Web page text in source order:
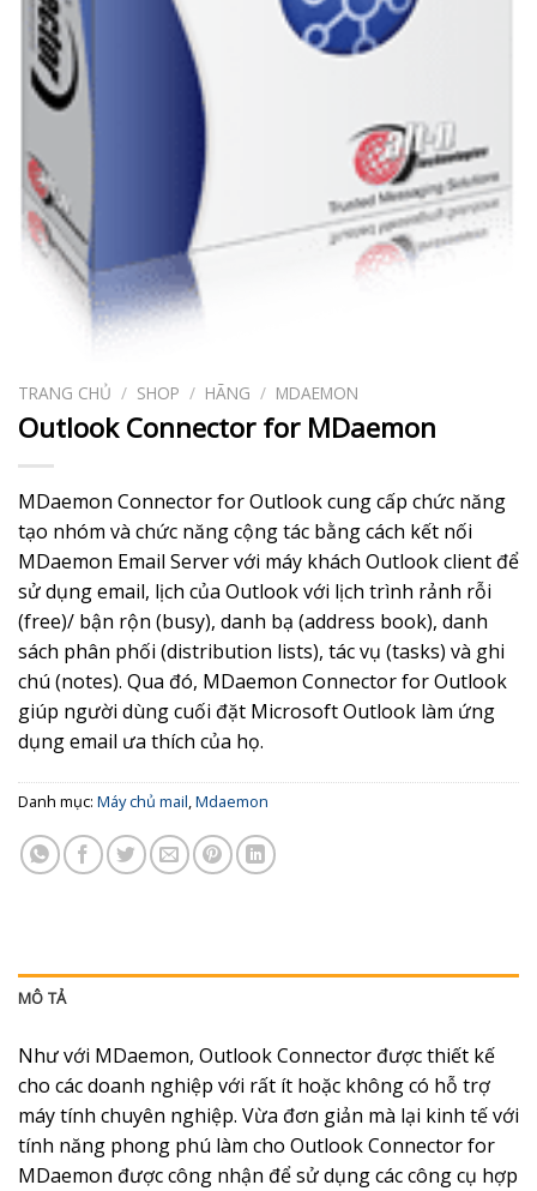
TRANG CHỦ / SHOP / HÃNG / MDAEMON
Outlook Connector for MDaemon
MDaemon Connector for Outlook cung cấp chức năng
tạo nhóm và chức năng cộng tác bằng cách kết nối
MDaemon Email Server với máy khách Outlook client để
sử dụng email, lịch của Outlook với lịch trình rảnh rỗi
(free)/ bận rộn (busy), danh bạ (address book), danh
sách phân phối (distribution lists), tác vụ (tasks) và ghi
chú (notes). Qua đó, MDaemon Connector for Outlook
giúp người dùng cuối đặt Microsoft Outlook làm ứng
dụng email ưa thích của họ.
Danh mục: Máy chủ mail,Mdaemon
MÔ TẢ
Như với MDaemon, Outlook Connector được thiết kế
cho các doanh nghiệp với rất ít hoặc không có hỗ trợ
máy tính chuyên nghiệp. Vừa đơn giản mà lại kinh tế với
tính năng phong phú làm cho Outlook Connector for
MDaemon được công nhận để sử dụng các công cụ hợp